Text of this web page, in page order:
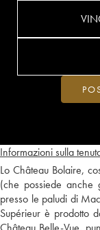
Informazioni sulla
Lo Château Bolaire,
(che possiede
presso le paludi di
Supérieur è prodotto